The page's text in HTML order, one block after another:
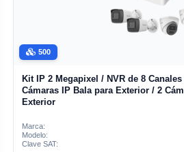
500
Kit IP 2 Megapixel / NVR de 8
Cámaras IP Bala para Exterior / 2
Exterior
Marca:
Modelo:
Clave SAT: